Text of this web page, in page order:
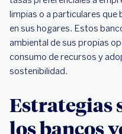
limpias o a particulares que
en sus hogares. Estos
ambiental de sus propias
consumo de recursos y
sostenibilidad.
Estrategias
los bancos